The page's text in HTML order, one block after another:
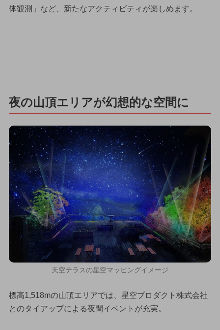
体観測」など、新たなアクティビティが楽しめます。
夜の山頂エリアが幻想的な空間に
天空テラスの星空マッピングイメージ
標高1,518mの山頂エリアでは、星空プロダクト株式会社
とのタイアップによる夜間イベントが充実。